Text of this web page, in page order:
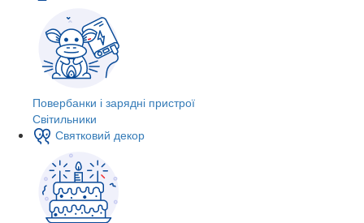
Повербанки і зарядні пристрої
Світильники
Святковий декор